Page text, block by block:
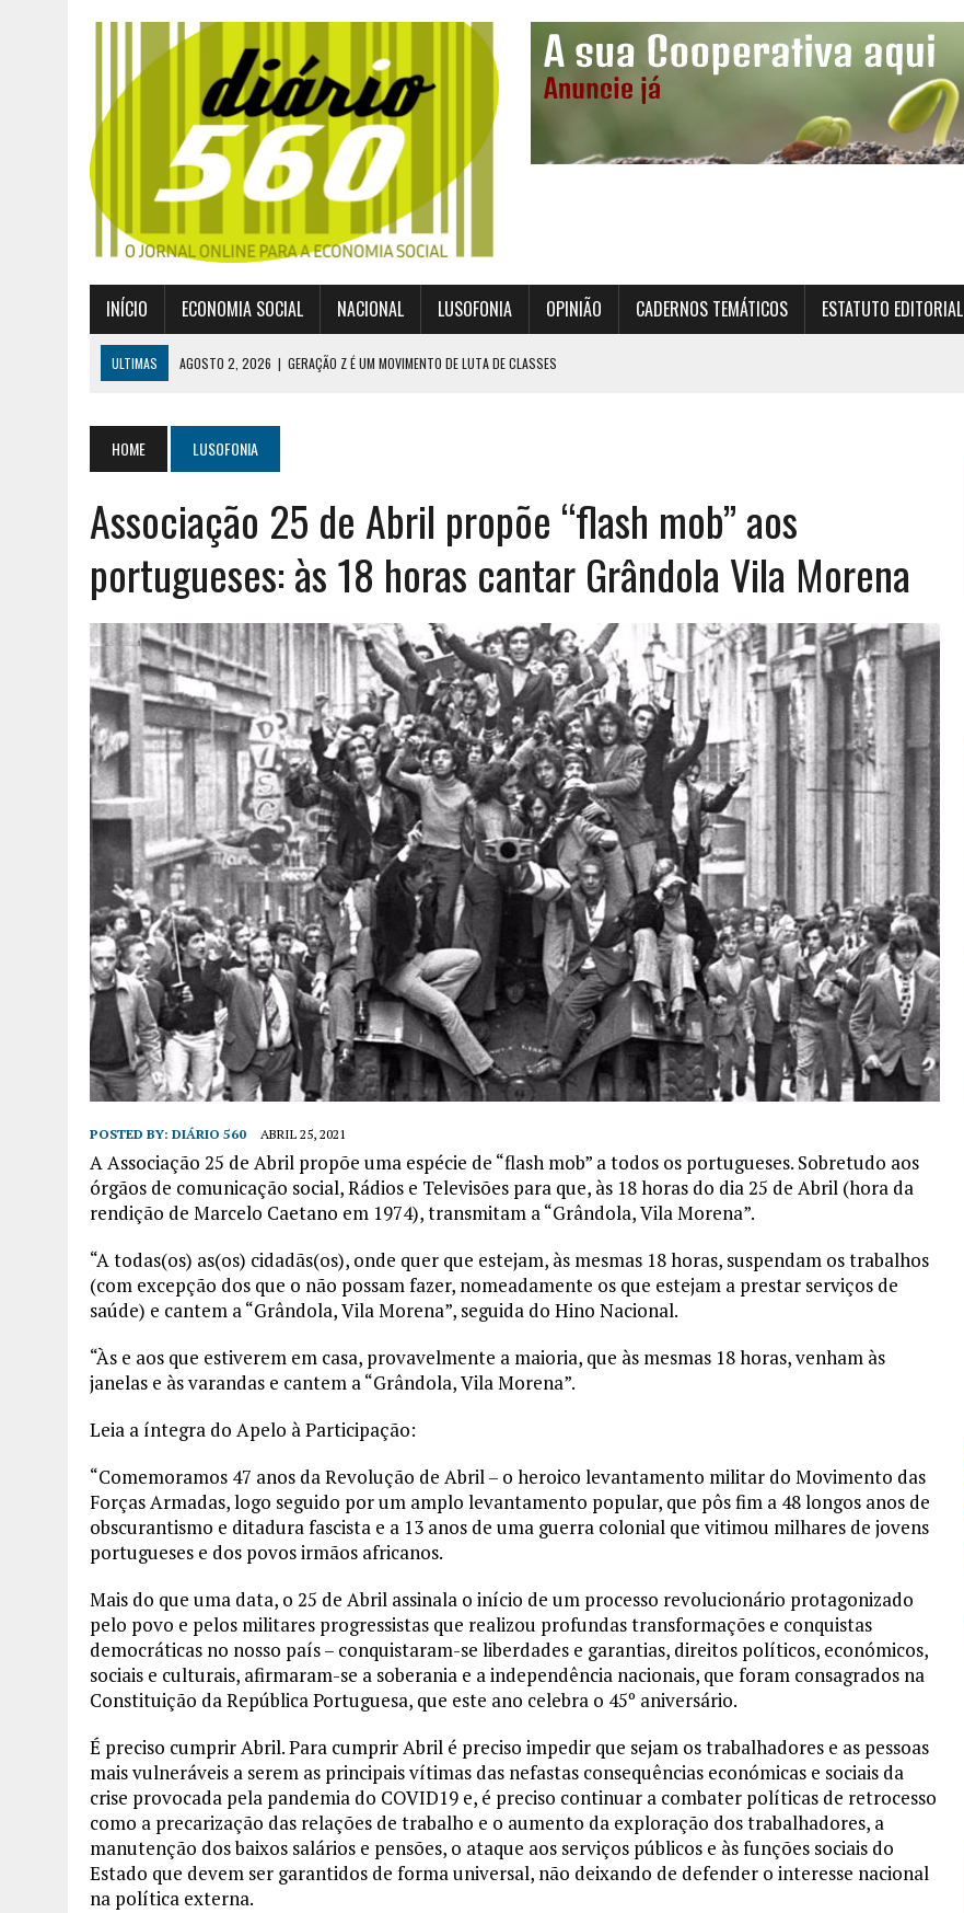
INÍCIO ECONOMIA SOCIAL NACIONAL LUSOFONIA OPINIÃO CADERNOS TEMÁTICOS ESTATUTO EDITORIAL
ULTIMAS AGOSTO 2, 2026 | GERAÇÃO Z É UM MOVIMENTO DE LUTA DE CLASSES
JULHO 26, 2026 | UM MARCO QUE REDEFINE O COOPERATIVISMO GLOBAL
AGOSTO 6, 2026
UM ENTRE MUITOS
HOME LUSOFONIA
Associação 25 de Abril propõe “flash mob” aos
portugueses: às 18 horas cantar Grândola Vila Morena
POSTED BY: DIÁRIO 560 ABRIL 25, 2021
A Associação 25 de Abril propõe uma espécie de “flash mob” a todos os portugueses. Sobretudo aos
órgãos de comunicação social, Rádios e Televisões para que, às 18 horas do dia 25 de Abril (hora da
rendição de Marcelo Caetano em 1974), transmitam a “Grândola, Vila Morena”.
“A todas(os) as(os) cidadãs(os), onde quer que estejam, às mesmas 18 horas, suspendam os trabalhos
(com excepção dos que o não possam fazer, nomeadamente os que estejam a prestar serviços de
saúde) e cantem a “Grândola, Vila Morena”, seguida do Hino Nacional.
“Às e aos que estiverem em casa, provavelmente a maioria, que às mesmas 18 horas, venham às
janelas e às varandas e cantem a “Grândola, Vila Morena”.
Leia a íntegra do Apelo à Participação:
“Comemoramos 47 anos da Revolução de Abril – o heroico levantamento militar do Movimento das
Forças Armadas, logo seguido por um amplo levantamento popular, que pôs fim a 48 longos anos de
obscurantismo e ditadura fascista e a 13 anos de uma guerra colonial que vitimou milhares de jovens
portugueses e dos povos irmãos africanos.
Mais do que uma data, o 25 de Abril assinala o início de um processo revolucionário protagonizado
pelo povo e pelos militares progressistas que realizou profundas transformações e conquistas
democráticas no nosso país – conquistaram-se liberdades e garantias, direitos políticos, económicos,
sociais e culturais, afirmaram-se a soberania e a independência nacionais, que foram consagrados na
Constituição da República Portuguesa, que este ano celebra o 45º aniversário.
É preciso cumprir Abril. Para cumprir Abril é preciso impedir que sejam os trabalhadores e as pessoas
mais vulneráveis a serem as principais vítimas das nefastas consequências económicas e sociais da
crise provocada pela pandemia do COVID19 e, é preciso continuar a combater políticas de retrocesso
como a precarização das relações de trabalho e o aumento da exploração dos trabalhadores, a
manutenção dos baixos salários e pensões, o ataque aos serviços públicos e às funções sociais do
Estado que devem ser garantidos de forma universal, não deixando de defender o interesse nacional
na política externa.